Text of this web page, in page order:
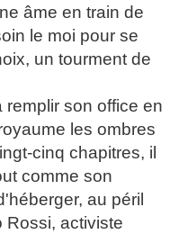
âme en train de
le moi pour se
un tourment de
son office en
les ombres
cinq chapitres, il
comme son
au péril
Rossi, activiste